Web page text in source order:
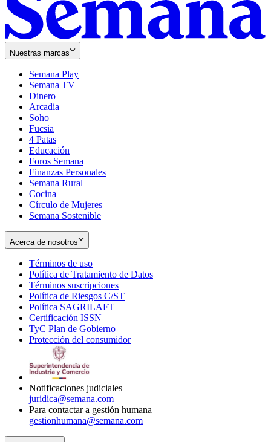
Nuestras marcas
Semana Play
Semana TV
Dinero
Arcadia
Soho
in
new
window
Fucsia
in
new
window
4 Patas
Educación
Foros Semana
Finanzas Personales
Semana Rural
Cocina
Círculo de Mujeres
Semana Sostenible
Acerca de nosotros
Términos de uso
in
new
window
Política de Tratamiento de Datos
Términos suscripciones
in
Política de Riesgos C/ST
Política SAGRILAFT
new
window
Certificación ISSN
in
new
TyC Plan de Gobierno
in
Protección del consumidorOpens
Notificaciones judiciales
juridica@semana.com
Para contactar a gestión humana
gestionhumana@semana.com